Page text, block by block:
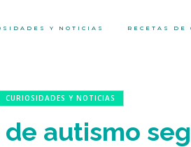
Y NOTICIAS RECETAS DE
CURIOSIDADES Y NOTICIAS
autismo